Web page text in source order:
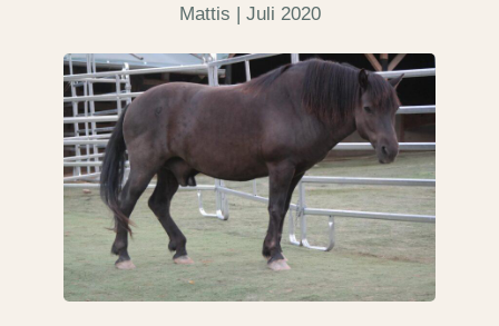
Mattis | Juli 2020